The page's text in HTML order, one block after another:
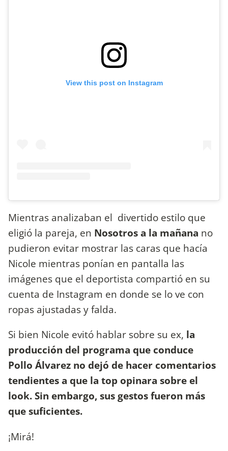
View this post on Instagram
Mientras analizaban el divertido estilo que
eligió la pareja, en Nosotros a la mañana no
pudieron evitar mostrar las caras que hacía
Nicole mientras ponían en pantalla las
imágenes que el deportista compartió en su
cuenta de Instagram en donde se lo ve con
ropas ajustadas y falda.
Si bien Nicole evitó hablar sobre su ex, la
producción del programa que conduce
Pollo Álvarez no dejó de hacer comentarios
tendientes a que la top opinara sobre el
look. Sin embargo, sus gestos fueron más
que suficientes.
¡Mirá!